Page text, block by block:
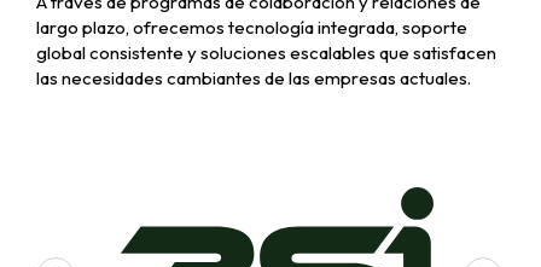
largo plazo, ofrecemos tecnología integrada, soporte
global consistente y soluciones escalables que satisfacen
las necesidades cambiantes de las empresas actuales.